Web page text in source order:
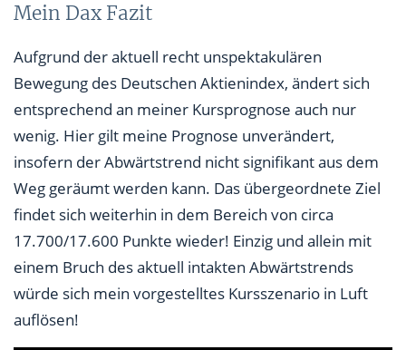
Mein Dax Fazit
Aufgrund der aktuell recht unspektakulären
Bewegung des Deutschen Aktienindex, ändert sich
entsprechend an meiner Kursprognose auch nur
wenig. Hier gilt meine Prognose unverändert,
insofern der Abwärtstrend nicht signifikant aus dem
Weg geräumt werden kann. Das übergeordnete Ziel
findet sich weiterhin in dem Bereich von circa
17.700/17.600 Punkte wieder! Einzig und allein mit
einem Bruch des aktuell intakten Abwärtstrends
würde sich mein vorgestelltes Kursszenario in Luft
auflösen!